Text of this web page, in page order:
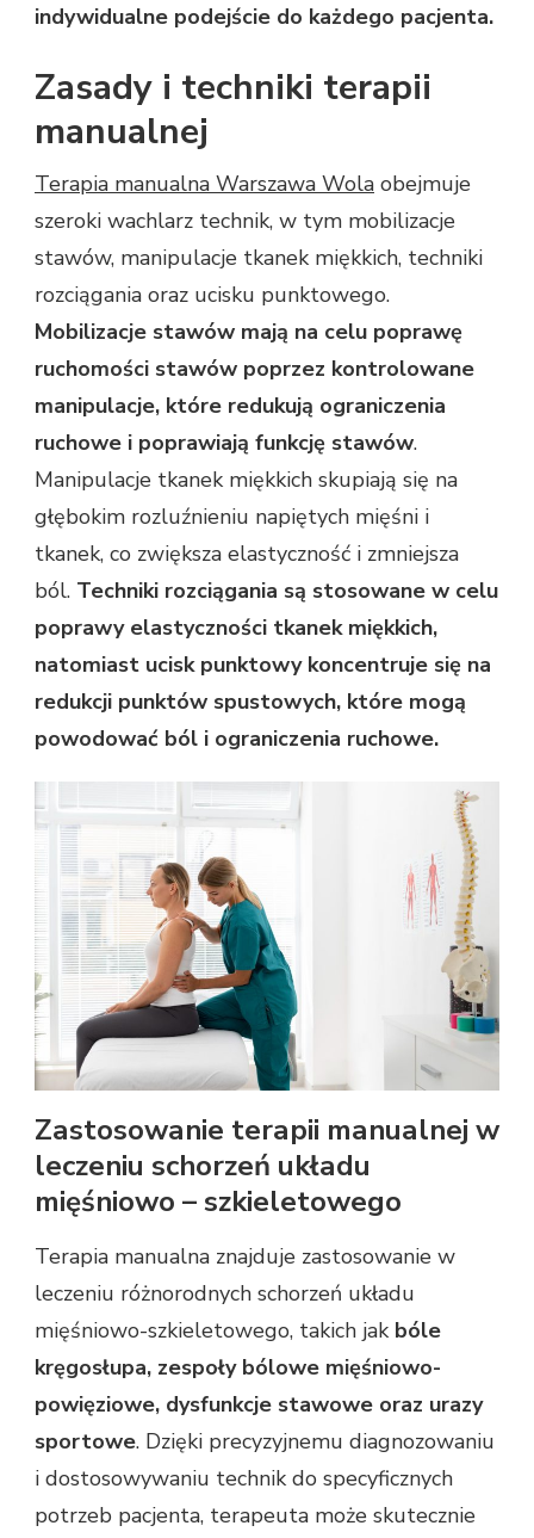
indywidualne podejście do każdego pacjenta.
Zasady i techniki terapii
manualnej
Terapia manualna Warszawa Wola obejmuje
szeroki wachlarz technik, w tym mobilizacje
stawów, manipulacje tkanek miękkich, techniki
rozciągania oraz ucisku punktowego.
Mobilizacje stawów mają na celu poprawę
ruchomości stawów poprzez kontrolowane
manipulacje, które redukują ograniczenia
ruchowe i poprawiają funkcję stawów.
Manipulacje tkanek miękkich skupiają się na
głębokim rozluźnieniu napiętych mięśni i
tkanek, co zwiększa elastyczność i zmniejsza
ból. Techniki rozciągania są stosowane w celu
poprawy elastyczności tkanek miękkich,
natomiast ucisk punktowy koncentruje się na
redukcji punktów spustowych, które mogą
powodować ból i ograniczenia ruchowe.
Zastosowanie terapii manualnej w
leczeniu schorzeń układu
mięśniowo – szkieletowego
Terapia manualna znajduje zastosowanie w
leczeniu różnorodnych schorzeń układu
mięśniowo-szkieletowego, takich jak bóle
kręgosłupa, zespoły bólowe mięśniowo-
powięziowe, dysfunkcje stawowe oraz urazy
sportowe. Dzięki precyzyjnemu diagnozowaniu
i dostosowywaniu technik do specyficznych
potrzeb pacjenta, terapeuta może skutecznie